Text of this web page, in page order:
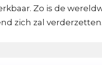
Zo is de
zich zal verderzetten.